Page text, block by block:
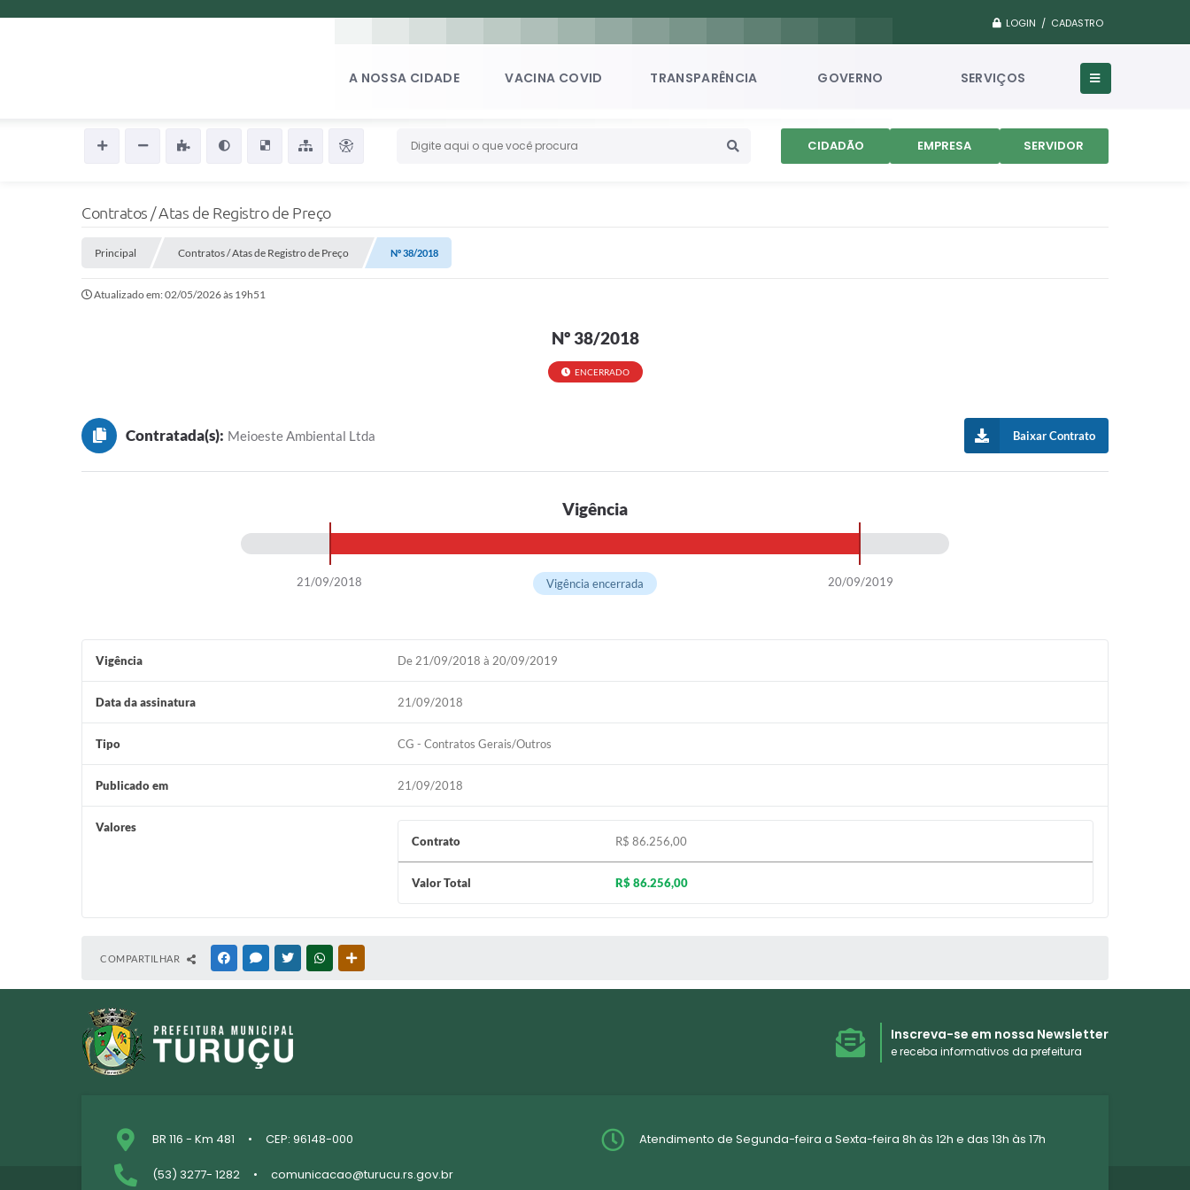
LOGIN / CADASTRO
A NOSSA CIDADE VACINA COVID TRANSPARÊNCIA GOVERNO SERVIÇOS
CIDADÃO EMPRESA SERVIDOR
Contratos / Atas de Registro de Preço
Principal Contratos / Atas de Registro de Preço Nº 38/2018
Atualizado em: 02/05/2026 às 19h51
Nº 38/2018
ENCERRADO
Contratada(s): Meioeste Ambiental Ltda Baixar Contrato
Vigência
21/09/2018 20/09/2019
Vigência encerrada
Vigência De 21/09/2018 à 20/09/2019
Data da assinatura 21/09/2018
Tipo CG - Contratos Gerais/Outros
Publicado em 21/09/2018
Valores
Contrato
R$ 86.256,00
Valor Total R$ 86.256,00
COMPARTILHAR FACEBOOKMESSENGER
TWITTERWHATSAPP
Inscreva-se em nossa Newsletter
e receba informativos da prefeitura
BR 116 - Km 481 CEP: 96148-000 Atendimento de Segunda-feira a Sexta-feira 8h às 12h e das 13h às 17h
(53) 3277- 1282 comunicacao@turucu.rs.gov.br